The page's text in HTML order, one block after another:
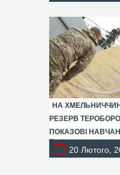
НА
РЕЗЕРВ
ПОКАЗОВІ
20 Лютого,